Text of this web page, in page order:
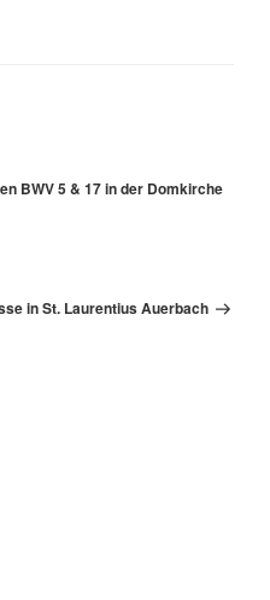
BWV 5 & 17 in der Domkirche
in St. Laurentius Auerbach